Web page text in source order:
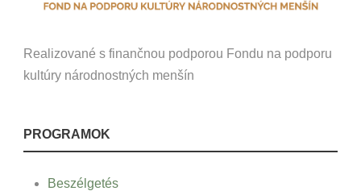
Realizované s finančnou podporou Fondu na podporu
kultúry národnostných menšín
PROGRAMOK
Beszélgetés